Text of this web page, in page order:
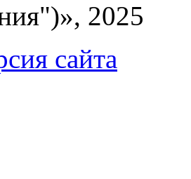
2025
сайта